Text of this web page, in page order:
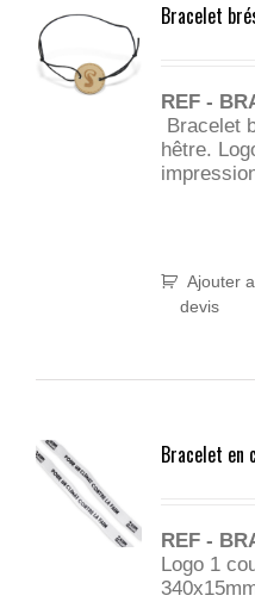
Bracelet
REF -
Bracelet
hêtre.
Ajouter
devis
Bracelet en
REF -
Logo 1